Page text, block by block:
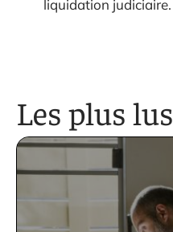
liquidation judiciaire.
Les plus lus